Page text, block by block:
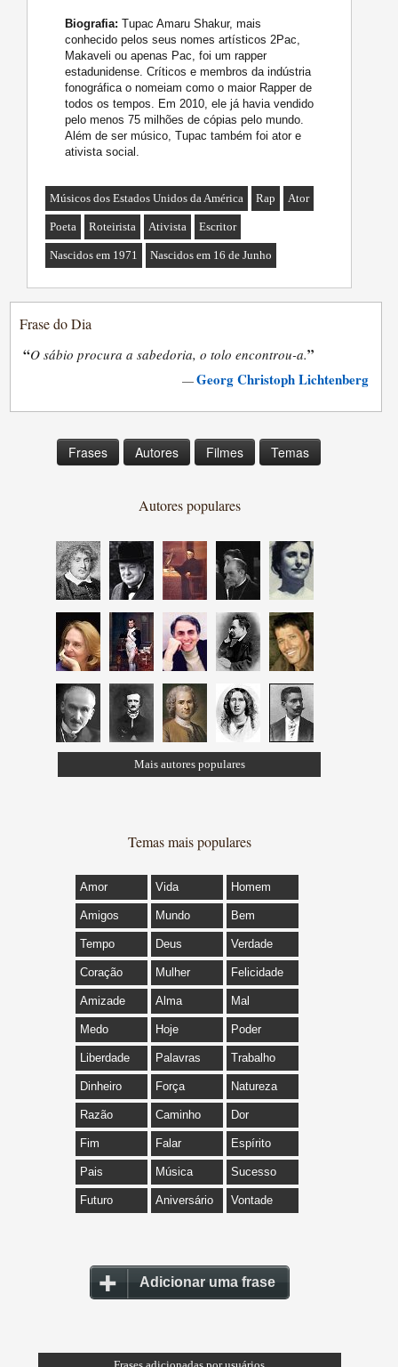
Biografia: Tupac Amaru Shakur, mais
conhecido pelos seus nomes artísticos 2Pac,
Makaveli ou apenas Pac, foi um rapper
estadunidense. Críticos e membros da indústria
fonográfica o nomeiam como o maior Rapper de
todos os tempos. Em 2010, ele já havia vendido
pelo menos 75 milhões de cópias pelo mundo.
Além de ser músico, Tupac também foi ator e
ativista social.
Músicos dos Estados Unidos da América Rap Ator
Poeta Roteirista Ativista Escritor
Nascidos em 1971 Nascidos em 16 de Junho
Frase do Dia
“O sábio procura a sabedoria, o tolo encontrou-a.”
—Georg Christoph Lichtenberg
Frases Autores Filmes Temas
Autores populares
Mais autores populares
Temas mais populares
Amor Vida Homem
Amigos Mundo Bem
Tempo Deus Verdade
Coração Mulher Felicidade
Amizade Alma Mal
Medo Hoje Poder
Liberdade Palavras Trabalho
Dinheiro Força Natureza
Razão Caminho Dor
Fim Falar Espírito
Pais Música Sucesso
Futuro Aniversário Vontade
Adicionar uma frase